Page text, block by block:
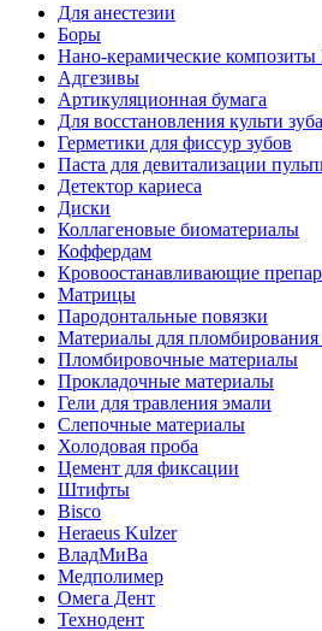
Для анестезии
Боры
Нано-керамические композиты
Адгезивы
Артикуляционная бумага
Для восстановления культи зуба
Герметики для фиссур зубов
Паста для девитализации
Детектор кариеса
Диски
Коллагеновые биоматериалы
Коффердам
Кровоостанавливающие
Матрицы
Пародонтальные повязки
Материалы для пломбирования
Пломбировочные материалы
Прокладочные материалы
Гели для травления эмали
Слепочные материалы
Холодовая проба
Цемент для фиксации
Штифты
Bisco
Heraeus Kulzer
ВладМиВа
Медполимер
Омега Дент
Технодент